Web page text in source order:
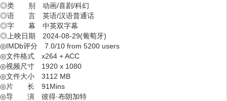
◎类 别 动画/喜剧/科幻
◎语 言 英语/汉语普通话
◎字 幕 中英双字幕
◎上映日期 2024-08-29(葡萄牙)
◎IMDb评分 7.0/10 from 5200 users
◎文件格式 x264 + ACC
◎视频尺寸 1920 x 1080
◎文件大小 3112 MB
◎片 长 91Mins
◎导 演 彼得·布朗加特